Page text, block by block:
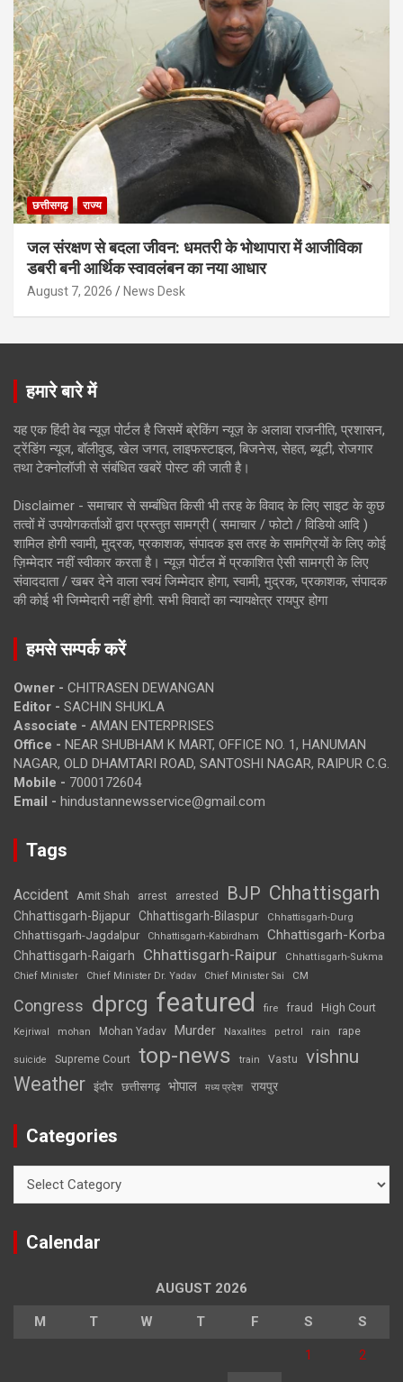
छत्तीसगढ़ राज्य
जल संरक्षण से बदला जीवन: धमतरी के भोथापारा में आजीविका
डबरी बनी आर्थिक स्वावलंबन का नया आधार
August 7, 2026 News Desk
हमारे बारे में
यह एक हिंदी वेब न्यूज़ पोर्टल है जिसमें ब्रेकिंग न्यूज़ के अलावा राजनीति, प्रशासन,
ट्रेंडिंग न्यूज, बॉलीवुड, खेल जगत, लाइफस्टाइल, बिजनेस, सेहत, ब्यूटी, रोजगार
तथा टेक्नोलॉजी से संबंधित खबरें पोस्ट की जाती है।
Disclaimer - समाचार से सम्बंधित किसी भी तरह के विवाद के लिए साइट के कुछ
तत्वों में उपयोगकर्ताओं द्वारा प्रस्तुत सामग्री ( समाचार / फोटो / विडियो आदि )
शामिल होगी स्वामी, मुद्रक, प्रकाशक, संपादक इस तरह के सामग्रियों के लिए कोई
ज़िम्मेदार नहीं स्वीकार करता है। न्यूज़ पोर्टल में प्रकाशित ऐसी सामग्री के लिए
संवाददाता / खबर देने वाला स्वयं जिम्मेदार होगा, स्वामी, मुद्रक, प्रकाशक, संपादक
की कोई भी जिम्मेदारी नहीं होगी. सभी विवादों का न्यायक्षेत्र रायपुर होगा
हमसे सम्पर्क करें
Owner - CHITRASEN DEWANGAN
Editor - SACHIN SHUKLA
Associate - AMAN ENTERPRISES
Office - NEAR SHUBHAM K MART, OFFICE NO. 1, HANUMAN
NAGAR, OLD DHAMTARI ROAD, SANTOSHI NAGAR, RAIPUR C.G.
Mobile - 7000172604
Email - hindustannewsservice@gmail.com
Tags
Accident Amit Shah arrest arrested BJP Chhattisgarh
Chhattisgarh-Bijapur Chhattisgarh-Bilaspur Chhattisgarh-Durg
Chhattisgarh-Jagdalpur Chhattisgarh-Kabirdham Chhattisgarh-Korba
Chhattisgarh-Raigarh Chhattisgarh-Raipur
Chhattisgarh-Sukma
Chief Minister
Chief Minister Dr. Yadav Chief Minister Sai CM
Congress dprcg featured fire fraud High Court
Kejriwal mohan Mohan Yadav Murder Naxalites petrol rain rape
suicide Supreme Court top-news train Vastu vishnu
Weather इंदौर छत्तीसगढ़ भोपाल मध्य प्रदेश रायपुर
Categories
Calendar
AUGUST 2026
M T W T F S S
1 2